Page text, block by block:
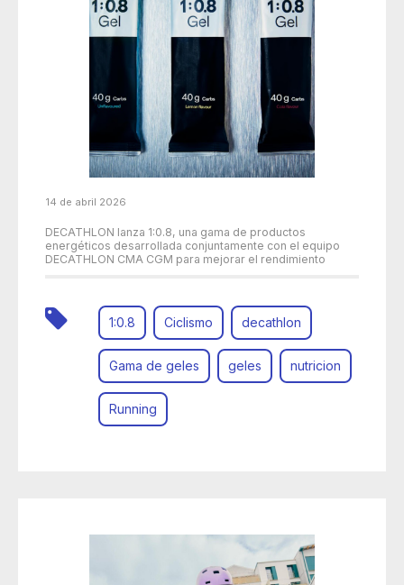
14 de abril 2026
DECATHLON lanza 1:0.8, una gama de productos
energéticos desarrollada conjuntamente con el equipo
DECATHLON CMA CGM para mejorar el rendimiento
1:0.8 Ciclismo decathlon
Gama de geles geles nutricion
Running